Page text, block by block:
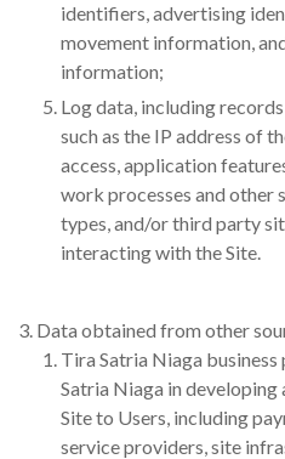
identifiers, advertising
movement information,
information;
Log data, including
such as the IP address of
access, application
work processes and other
types, and/or third party
interacting with the Site.
Data obtained from other
Tira Satria Niaga
Satria Niaga in developing
Site to Users, including
service providers, site